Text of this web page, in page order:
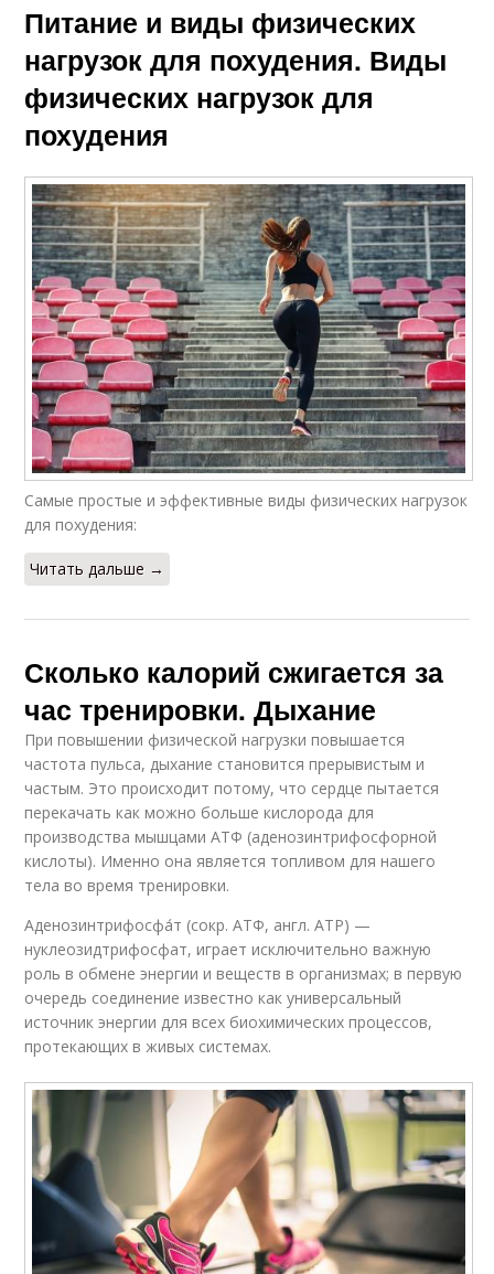
Питание и виды физических
нагрузок для похудения. Виды
физических нагрузок для
похудения
Самые простые и эффективные виды физических нагрузок
для похудения:
Читать дальше →
Сколько калорий сжигается за
час тренировки. Дыхание
При повышении физической нагрузки повышается
частота пульса, дыхание становится прерывистым и
частым. Это происходит потому, что сердце пытается
перекачать как можно больше кислорода для
производства мышцами АТФ (аденозинтрифосфорной
кислоты). Именно она является топливом для нашего
тела во время тренировки.
Аденозинтрифосфа́т (сокр. АТФ, англ. АТР) —
нуклеозидтрифосфат, играет исключительно важную
роль в обмене энергии и веществ в организмах; в первую
очередь соединение известно как универсальный
источник энергии для всех биохимических процессов,
протекающих в живых системах.